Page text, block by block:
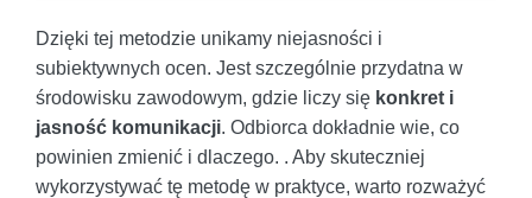
Dzięki tej metodzie unikamy niejasności i
subiektywnych ocen. Jest szczególnie przydatna w
środowisku zawodowym, gdzie liczy się konkret i
jasność komunikacji. Odbiorca dokładnie wie, co
powinien zmienić i dlaczego. . Aby skuteczniej
wykorzystywać tę metodę w praktyce, warto rozważyć